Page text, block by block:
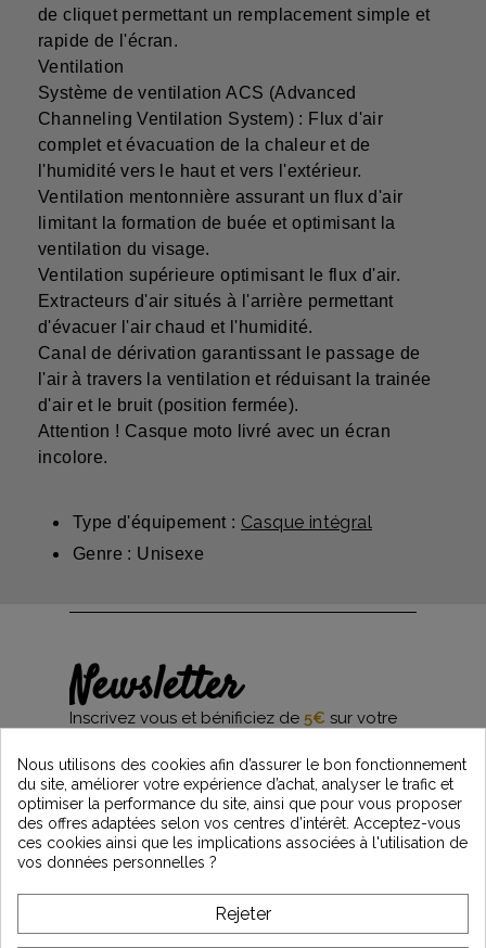
de cliquet permettant un remplacement simple et
rapide de l'écran.
Ventilation
Système de ventilation ACS (Advanced
Channeling Ventilation System) : Flux d'air
complet et évacuation de la chaleur et de
l'humidité vers le haut et vers l'extérieur.
Ventilation mentonnière assurant un flux d'air
limitant la formation de buée et optimisant la
ventilation du visage.
Ventilation supérieure optimisant le flux d'air.
Extracteurs d'air situés à l'arrière permettant
d'évacuer l'air chaud et l'humidité.
Canal de dérivation garantissant le passage de
l'air à travers la ventilation et réduisant la trainée
d'air et le bruit (position fermée).
Attention ! Casque moto livré avec un écran
incolore.
Type d'équipement : Casque intégral
Genre : Unisexe
Newsletter
Inscrivez vous et bénificiez de 5€ sur votre
et restez informés des dernières nouveautés
Vintage Motors
*Dès 99€ d'achat. En vous abonnant à notre newsletter, vous reconnaissez avoir pris
l'acceptez.
A PROPOS DE VINTAGE
Nous utilisons des cookies afin d’assurer le bon fonctionnement
du site, améliorer votre expérience d’achat, analyser le trafic et
optimiser la performance du site, ainsi que pour vous proposer
des offres adaptées selon vos centres d’intérêt. Acceptez-vous
ces cookies ainsi que les implications associées à l'utilisation de
vos données personnelles ?
Rejeter